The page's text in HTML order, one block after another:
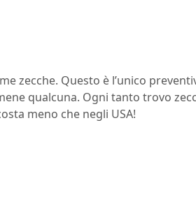
zecche. Questo è l’unico
qualcuna. Ogni tanto trovo
meno che negli USA!